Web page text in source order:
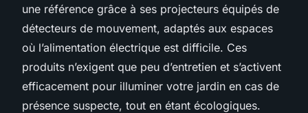
une référence grâce à ses projecteurs équipés de
détecteurs de mouvement, adaptés aux espaces
où l’alimentation électrique est difficile. Ces
produits n’exigent que peu d’entretien et s’activent
efficacement pour illuminer votre jardin en cas de
présence suspecte, tout en étant écologiques.